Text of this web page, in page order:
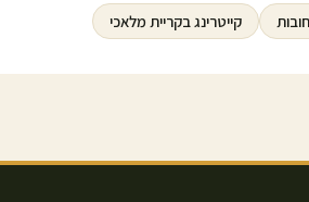
קייטרינג בקריית מלאכי